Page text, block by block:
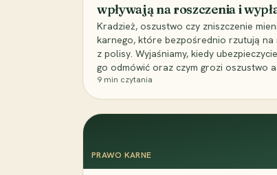
wpływają na roszczenia i
Kradzież, oszustwo czy zniszczenie
karnego, które bezpośrednio rzutują
z polisy. Wyjaśniamy, kiedy
go odmówić oraz czym grozi oszustwo
9 min czytania
PRAWO KARNE